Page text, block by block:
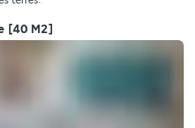
[40 M2]